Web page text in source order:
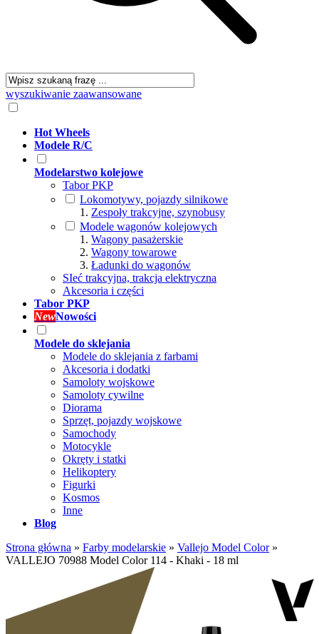
wyszukiwanie zaawansowane
Hot Wheels
Modele R/C
Modelarstwo kolejowe
Tabor PKP
Lokomotywy, pojazdy silnikowe
Zespoły trakcyjne, szynobusy
Modele wagonów kolejowych
Wagony pasażerskie
Wagony towarowe
Ładunki do wagonów
SIeć trakcyjna, trakcja elektryczna
Akcesoria i części
Tabor PKP
NewNowości
Modele do sklejania
Modele do sklejania z farbami
Akcesoria i dodatki
Samoloty wojskowe
Samoloty cywilne
Diorama
Sprzęt, pojazdy wojskowe
Samochody
Motocykle
Okręty i statki
Helikoptery
Figurki
Kosmos
Inne
Blog
Strona główna » Farby modelarskie » Vallejo Model Color»
VALLEJO 70988 Model Color 114 - Khaki - 18 ml